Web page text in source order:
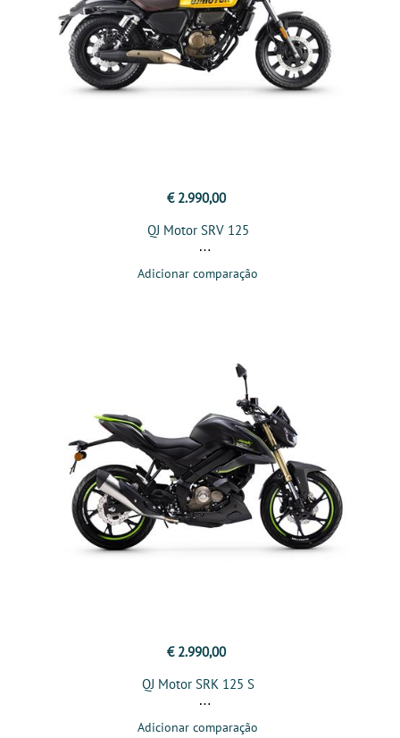
€ 2.990,00
QJ Motor SRV 125
Adicionar comparação
€ 2.990,00
QJ Motor SRK 125 S
Adicionar comparação